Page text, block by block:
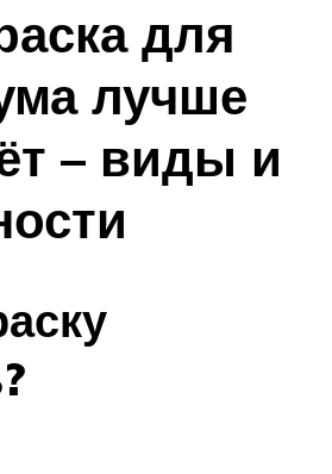
для
лучше
– виды и